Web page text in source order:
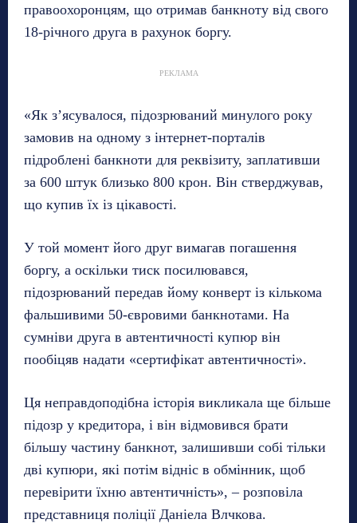
правоохоронцям, що отримав банкноту від свого
18-річного друга в рахунок боргу.
РЕКЛАМА
«Як з’ясувалося, підозрюваний минулого року
замовив на одному з інтернет-порталів
підроблені банкноти для реквізиту, заплативши
за 600 штук близько 800 крон. Він стверджував,
що купив їх із цікавості.
У той момент його друг вимагав погашення
боргу, а оскільки тиск посилювався,
підозрюваний передав йому конверт із кількома
фальшивими 50-євровими банкнотами. На
сумніви друга в автентичності купюр він
пообіцяв надати «сертифікат автентичності».
Ця неправдоподібна історія викликала ще більше
підозр у кредитора, і він відмовився брати
більшу частину банкнот, залишивши собі тільки
дві купюри, які потім відніс в обмінник, щоб
перевірити їхню автентичність», – розповіла
представниця поліції Даніела Влчкова.